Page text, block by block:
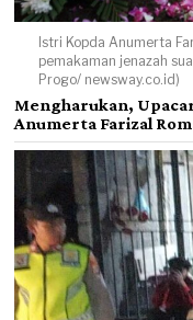
Istri Kopda Anumerta
pemakaman jenazah
Progo/ newsway.co.id)
Mengharukan,
Anumerta Farizal